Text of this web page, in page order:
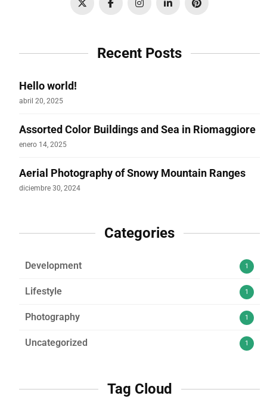
Recent Posts
Hello world!
abril 20, 2025
Assorted Color Buildings and Sea in Riomaggiore
enero 14, 2025
Aerial Photography of Snowy Mountain Ranges
diciembre 30, 2024
Categories
Development 1
Lifestyle 1
Photography 1
Uncategorized 1
Tag Cloud